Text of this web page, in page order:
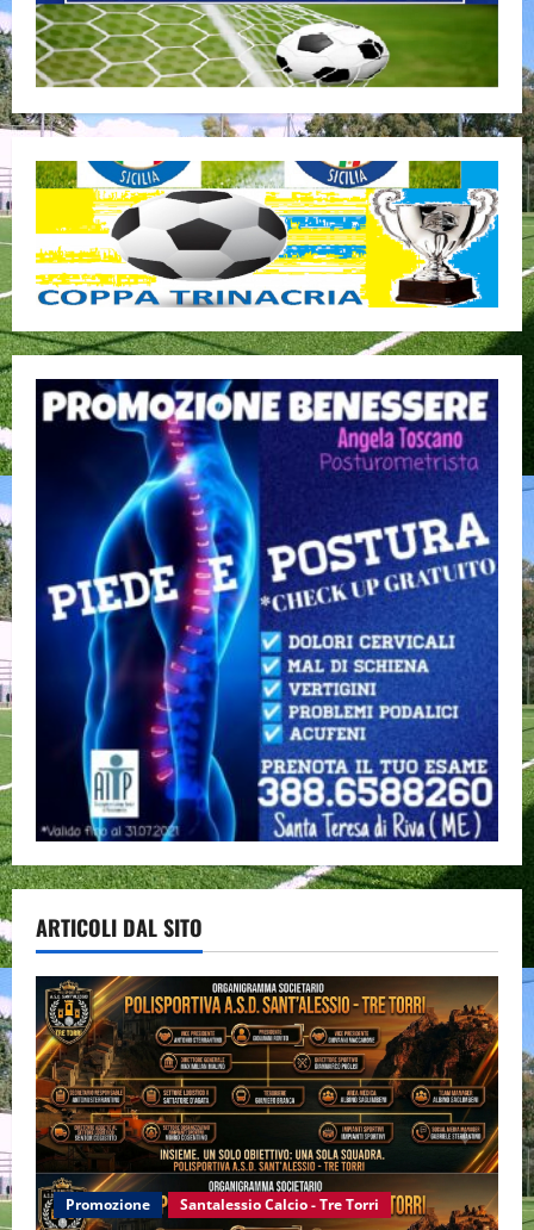
ARTICOLI DAL SITO
Promozione Santalessio Calcio - Tre Torri